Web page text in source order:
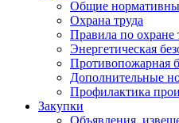
Общие
Охрана труда
Правила по охране
Энергетическая
Противопожарная
Дополнительные
Профилактика
Закупки
Объявления,